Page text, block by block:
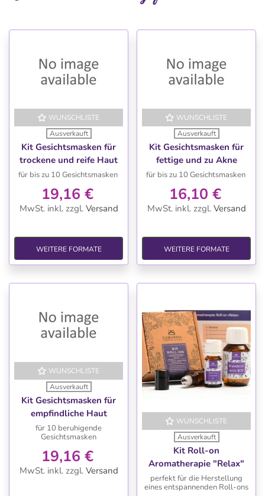
WUNSCHLISTE
Ausverkauft
Kit Gesichtsmasken für
trockene und reife Haut
für bis zu 10 Gesichtsmasken
19,16 €
MwSt. inkl. zzgl. Versand
WEITERE FORMATE
WUNSCHLISTE
Ausverkauft
Kit Gesichtsmasken für
fettige und zu Akne
neigende Haut
für bis zu 10 Gesichtsmasken
16,10 €
MwSt. inkl. zzgl. Versand
WEITERE FORMATE
WUNSCHLISTE
Ausverkauft
Kit Gesichtsmasken für
empfindliche Haut
für 10 beruhigende
Gesichtsmasken
19,16 €
MwSt. inkl. zzgl. Versand
WUNSCHLISTE
Ausverkauft
Kit Roll-on
Aromatherapie "Relax"
perfekt für die Herstellung
eines entspannenden Roll-ons